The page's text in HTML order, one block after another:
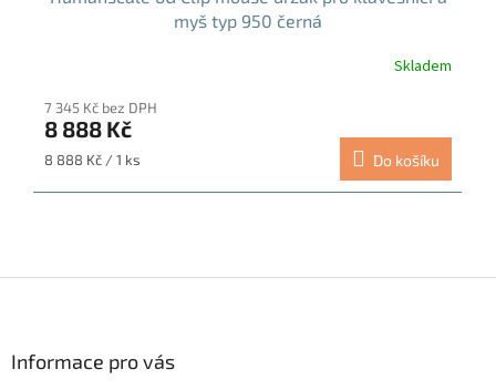
myš typ 950 černá
produktu
je
5,0
5
Skladem
7 345 Kč bez DPH
8 888 Kč
Měrná
8 888 Kč / 1 ks Do košíku
Informace pro vás